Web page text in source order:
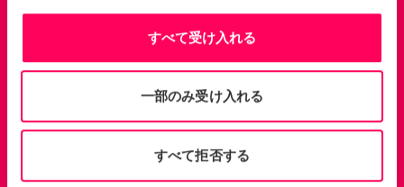
すべて受け入れる
一部のみ受け入れる
すべて拒否する
We have a diverse and complex supply
chain, so managing and interrogating the
huge amounts of data this generates is a